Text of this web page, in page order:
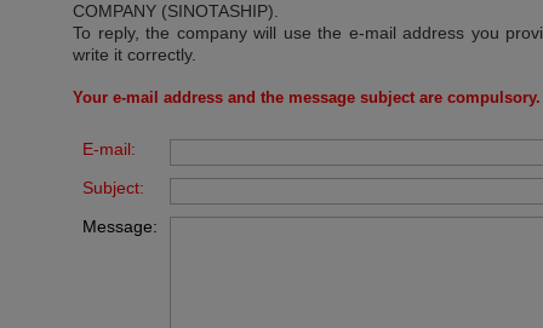
COMPANY (SINOTASHIP)
To reply, the company will use the e-mail address you
write it correctly.
Your e-mail address and the message subject are compulsory.
E-mail:
Subject:
Message: